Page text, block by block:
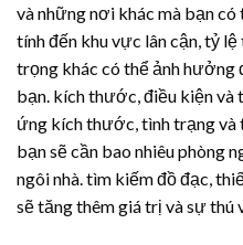
và những nơi khác mà bạn
tính đến khu vực lân cận, tỷ
trọng khác có thể ảnh hưởng
bạn. kích thước, điều kiện và
ứng kích thước, tình trạng và
bạn sẽ cần bao nhiêu phòng
ngôi nhà. tìm kiếm đồ đạc,
sẽ tăng thêm giá trị và sự thú